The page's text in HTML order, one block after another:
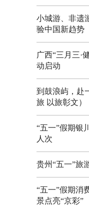
小城游、非遗
验中国新趋势
广西“三月三·
动启动
到鼓浪屿，赴
旅 以旅彰文）
“五一”假期银
人次
贵州“五一”旅
“五一”假期消
景点亮“京彩”